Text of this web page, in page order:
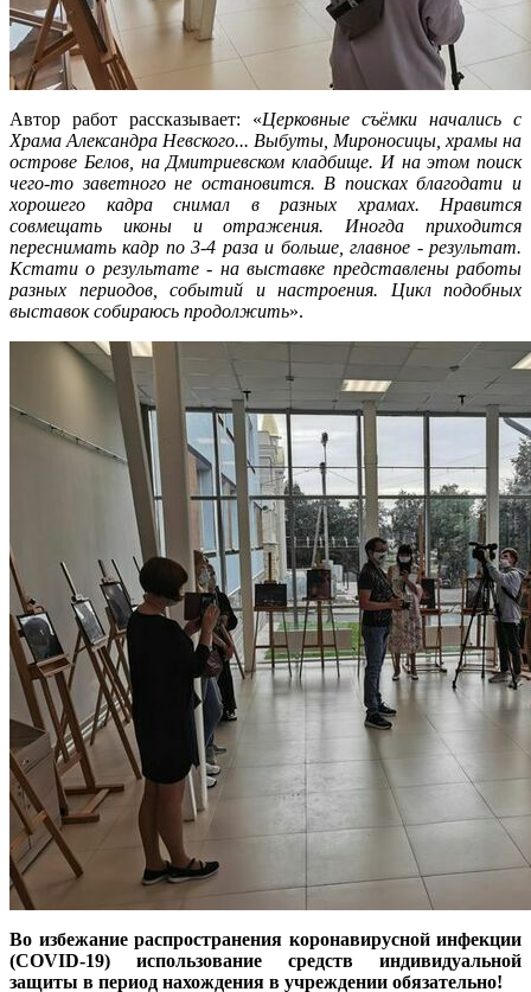
Автор работ рассказывает: «Церковные съёмки начались с
Храма Александра Невского... Выбуты, Мироносицы, храмы на
острове Белов, на Дмитриевском кладбище. И на этом поиск
чего-то заветного не остановится. В поисках благодати и
хорошего кадра снимал в разных храмах. Нравится
совмещать иконы и отражения. Иногда приходится
переснимать кадр по 3-4 раза и больше, главное - результат.
Кстати о результате - на выставке представлены работы
разных периодов, событий и настроения. Цикл подобных
выставок собираюсь продолжить».
Во избежание распространения коронавирусной инфекции
(COVID-19) использование средств индивидуальной
защиты в период нахождения в учреждении обязательно!